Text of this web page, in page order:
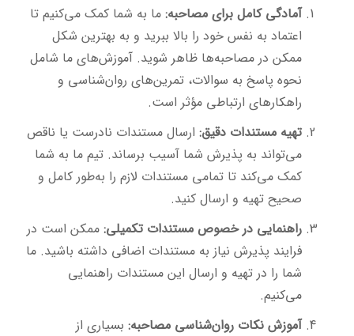
آمادگی کامل برای مصاحبه: ما به شما کمک می‌کنیم تا
اعتماد به نفس خود را بالا ببرید و به بهترین شکل
ممکن در مصاحبه‌ها ظاهر شوید. آموزش‌های ما شامل
نحوه پاسخ به سوالات، تمرین‌های روان‌شناسی و
راهکارهای ارتباطی مؤثر است.
تهیه مستندات دقیق: ارسال مستندات نادرست یا ناقص
می‌تواند به پذیرش شما آسیب برساند. تیم ما به شما
کمک می‌کند تا تمامی مستندات لازم را به‌طور کامل و
صحیح تهیه و ارسال کنید.
راهنمایی در خصوص مستندات تکمیلی: ممکن است در
فرایند پذیرش نیاز به مستندات اضافی داشته باشید. ما
شما را در تهیه و ارسال این مستندات راهنمایی
می‌کنیم.
آموزش نکات روان‌شناسی مصاحبه: بسیاری از